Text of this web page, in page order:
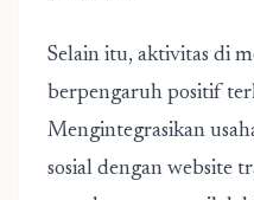
Selain itu, aktivitas di
berpengaruh positif
Mengintegrasikan
sosial dengan website